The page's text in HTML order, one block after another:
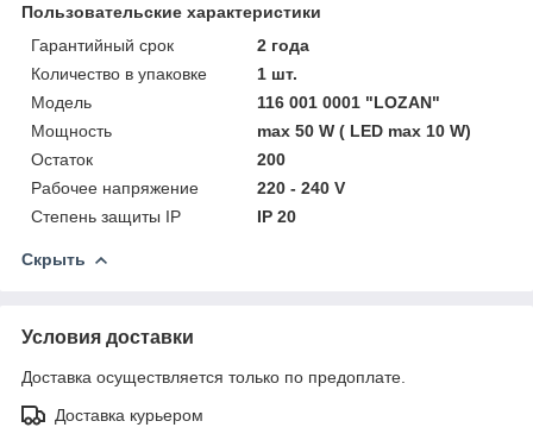
Пользовательские характеристики
Гарантийный срок
2 года
Количество в упаковке
1 шт.
Модель
116 001 0001 "LOZAN"
Мощность
max 50 W ( LED max 10 W)
Остаток
200
Рабочее напряжение
220 - 240 V
Степень защиты IP
IP 20
Скрыть
Условия доставки
Доставка осуществляется только по предоплате.
Доставка курьером